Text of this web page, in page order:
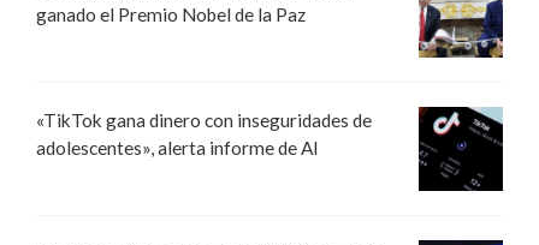
ganado el Premio Nobel de la Paz
«TikTok gana dinero con inseguridades de
adolescentes», alerta informe de AI